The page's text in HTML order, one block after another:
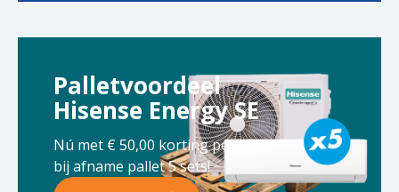
Palletvoordeel
Hisense Energy SE
Nú met € 50,00 korting per set
bij afname pallet 5 sets!